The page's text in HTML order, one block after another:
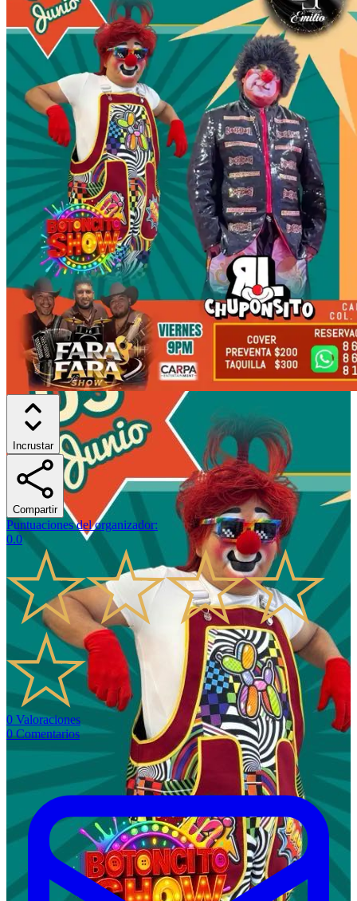
Incrustar
Compartir
Puntuaciones del organizador:
0.0
0 Valoraciones
0 Comentarios